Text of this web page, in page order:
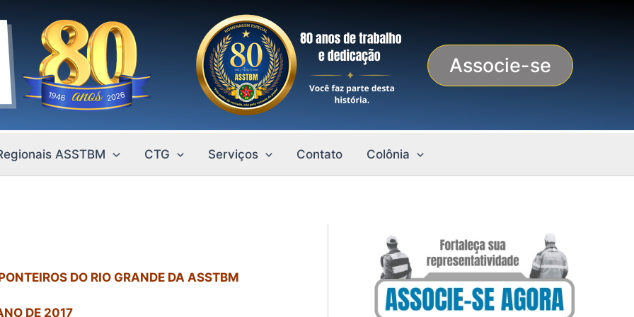
Associe-se
ASSTBM CTG Serviços Contato Colônia
DO RIO GRANDE DA ASSTBM
DE 2017